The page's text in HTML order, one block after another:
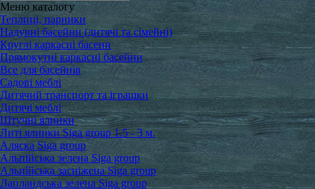
Меню каталогу
Теплиці, парники
Надувні басейни (дитячі та сімейні)
Круглі каркасні басени
Прямокутні каркасні басейни
Все для басейнів
Садові меблі
Дитячий транспорт та іграшки
Дитячі меблі
Штучні ялинки
Литі ялинки Siga group 1.5 - 3 м.
Аляска Siga group
Альпійська зелена Siga group
Альпійська засніжена Siga group
Лапландська зелена Siga group